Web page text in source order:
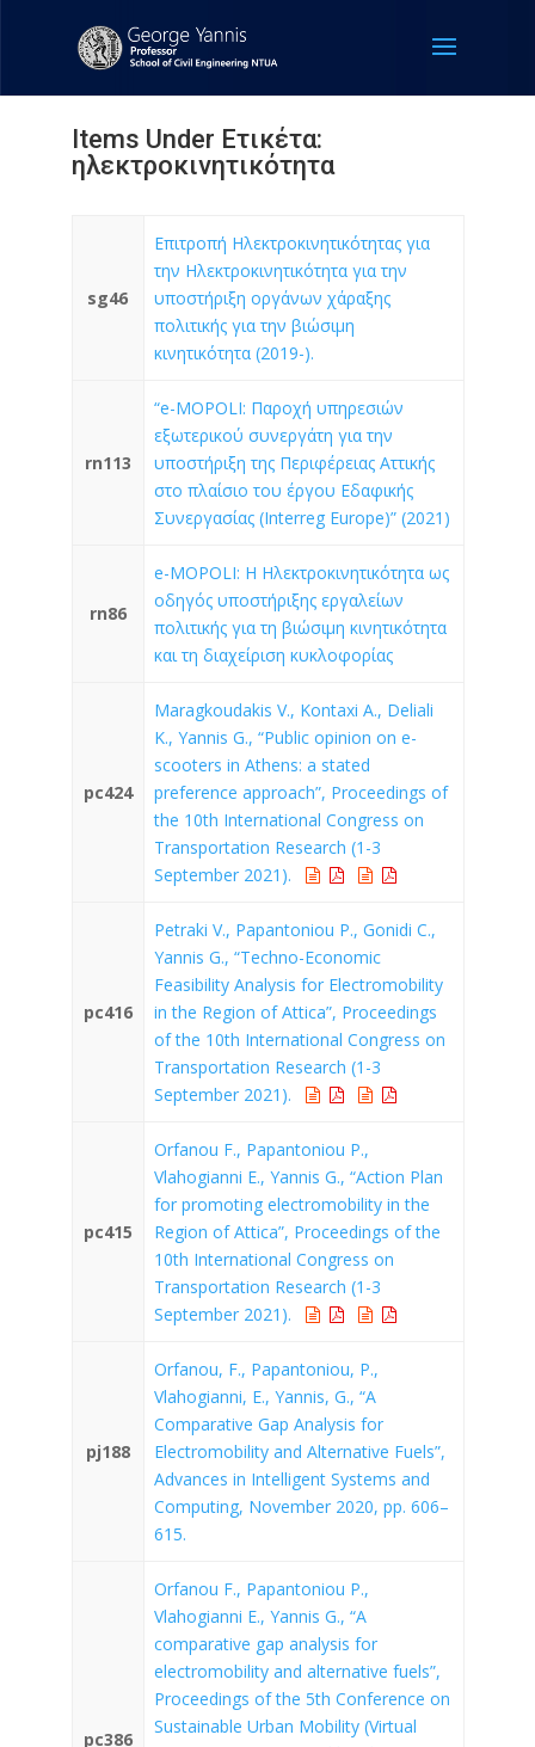
Items Under Ετικέτα:
ηλεκτροκινητικότητα
sg46
Επιτροπή Ηλεκτροκινητικότητας για
την Ηλεκτροκινητικότητα για την
υποστήριξη οργάνων χάραξης
πολιτικής για την βιώσιμη
κινητικότητα (2019-).
rn113
“e-MOPOLI: Παροχή υπηρεσιών
εξωτερικού συνεργάτη για την
υποστήριξη της Περιφέρειας Αττικής
στο πλαίσιο του έργου Εδαφικής
Συνεργασίας (Interreg Europe)” (2021)
rn86
e-MOPOLI: Η Ηλεκτροκινητικότητα ως
οδηγός υποστήριξης εργαλείων
πολιτικής για τη βιώσιμη κινητικότητα
και τη διαχείριση κυκλοφορίας
pc424
Maragkoudakis V., Kontaxi A., Deliali
K., Yannis G., “Public opinion on e-
scooters in Athens: a stated
preference approach”, Proceedings of
the 10th International Congress on
Transportation Research (1-3
September 2021).
pc416
Petraki V., Papantoniou P., Gonidi C.,
Yannis G., “Techno-Economic
Feasibility Analysis for Electromobility
in the Region of Attica”, Proceedings
of the 10th International Congress on
Transportation Research (1-3
September 2021).
pc415
Orfanou F., Papantoniou P.,
Vlahogianni E., Yannis G., “Action Plan
for promoting electromobility in the
Region of Attica”, Proceedings of the
10th International Congress on
Transportation Research (1-3
September 2021).
pj188
Orfanou, F., Papantoniou, P.,
Vlahogianni, E., Yannis, G., “A
Comparative Gap Analysis for
Electromobility and Alternative Fuels”,
Advances in Intelligent Systems and
Computing, November 2020, pp. 606–
615.
pc386
Orfanou F., Papantoniou P.,
Vlahogianni E., Yannis G., “A
comparative gap analysis for
electromobility and alternative fuels”,
Proceedings of the 5th Conference on
Sustainable Urban Mobility (Virtual